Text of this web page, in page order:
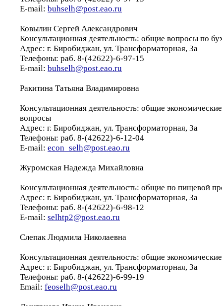
E-mail: buhselh@post.eao.ru
Ковылин Сергей Александрович
Консультационная деятельность: общие вопросы по
Адрес: г. Биробиджан, ул. Трансформаторная, 3а
Телефоны: раб. 8-(42622)-6-97-15
E-mail: buhselh@post.eao.ru
Ракитина Татьяна Владимировна
Консультационная деятельность: общие
вопросы
Адрес: г. Биробиджан, ул. Трансформаторная, 3а
Телефоны: раб. 8-(42622)-6-12-04
E-mail: econ_selh@post.eao.ru
Журомская Надежда Михайловна
Консультационная деятельность: общие по пищевой
Адрес: г. Биробиджан, ул. Трансформаторная, 3а
Телефоны: раб. 8-(42622)-6-98-12
E-mail: selhtp2@post.eao.ru
Слепак Людмила Николаевна
Консультационная деятельность: общие
Адрес: г. Биробиджан, ул. Трансформаторная, 3а
Телефоны: раб. 8-(42622)-6-99-19
Email: feoselh@post.eao.ru